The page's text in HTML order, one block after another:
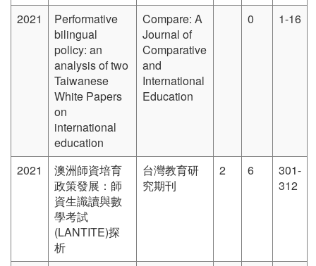
2021
Performative
bilingual
policy: an
analysis of two
Taiwanese
White Papers
on
international
education
Compare: A
Journal of
Comparative
and
International
Education
0 1-16
2021
澳洲師資培育
政策發展：師
資生識讀與數
學考試
(LANTITE)探
析
台灣教育研
究期刊
2 6
301-
312